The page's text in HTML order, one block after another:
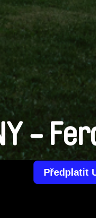
-
Předplatit